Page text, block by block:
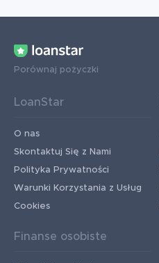
Porównaj pożyczki
LoanStar
O nas
Skontaktuj Się z Nami
Polityka Prywatności
Warunki Korzystania z Usług
Cookies
Finanse osobiste